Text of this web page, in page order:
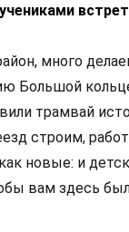
много
Большой
трамвай
строим,
новые: и
вам здесь